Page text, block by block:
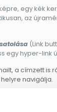
egy kék
az
(Link
egy hyper-link
a címzett is
navigálja.